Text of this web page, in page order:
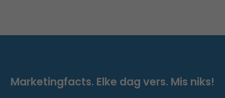
Marketingfacts. Elke dag vers. Mis niks!